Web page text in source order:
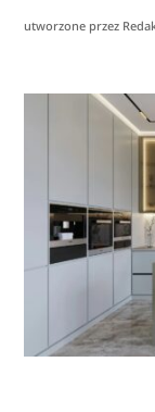
utworzone przez